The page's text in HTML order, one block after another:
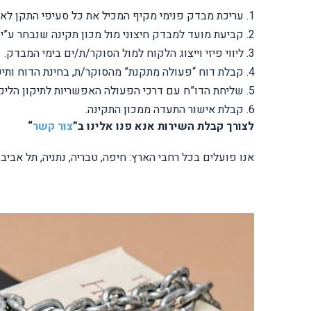
עריכת מבדק פנימי מקיף המכיל את כל סעיפי התקן
קביעת מועד למבדק חיצוני מול מכון תקינה שנבחר
ליווי פיזי וייצוג הלקוח למול הסוקר/ת/ים בימי המבדק.
קבלת דוח “פעולה מתקנת” מהסוקר/ת, בחינת הדוח
שליחת הדו”ח עם דרכי הפעולה האפשריות לתיקון
קבלת אישור התעדה ממכון התקינה.
לצורך קבלת השירות אנא פנו אלינו ב”צור קשר“
אנו פועלים בכל רחבי הארץ: חיפה, טבריה, נתניה, תל